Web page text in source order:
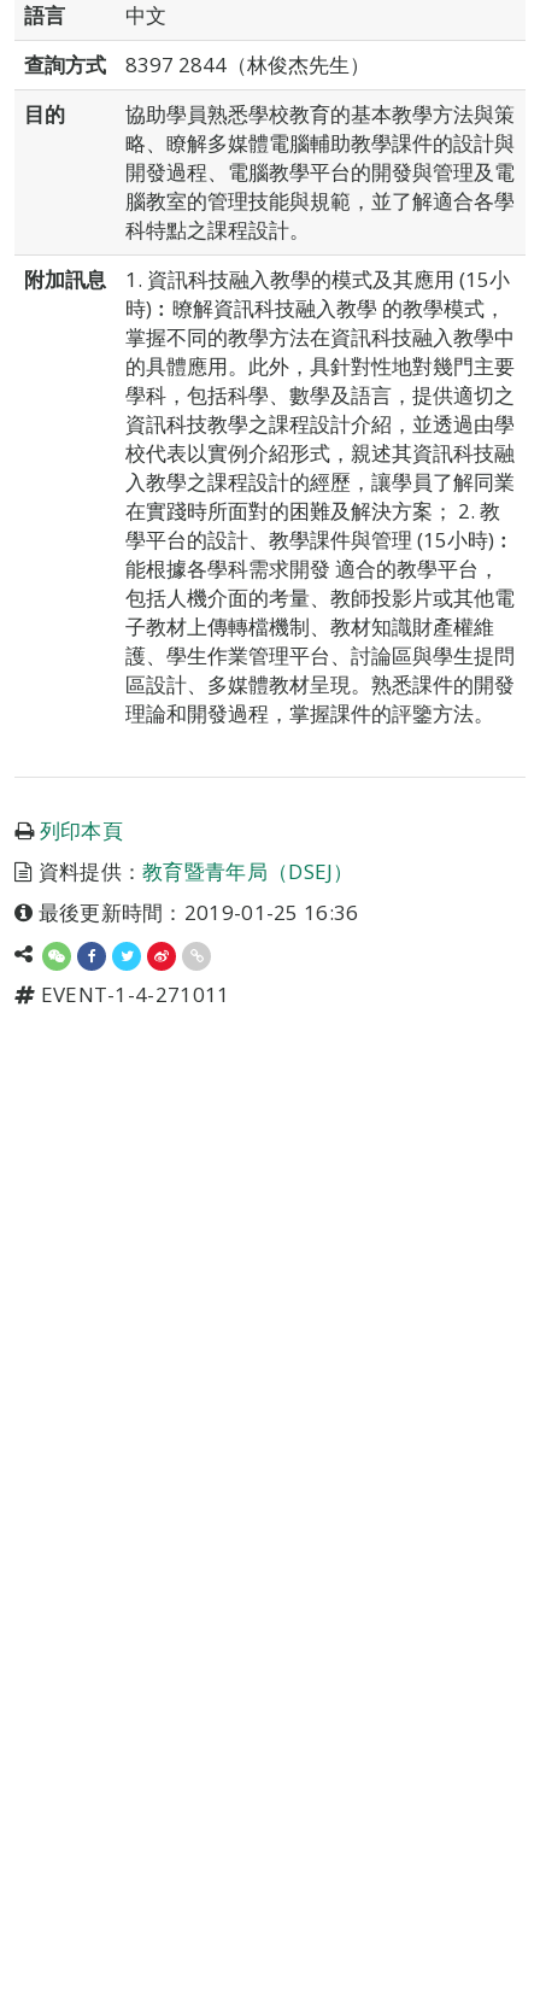
語言
中文
查詢方式
8397 2844（林俊杰先生）
目的
協助學員熟悉學校教育的基本教學方法與策
略、瞭解多媒體電腦輔助教學課件的設計與
開發過程、電腦教學平台的開發與管理及電
腦教室的管理技能與規範，並了解適合各學
科特點之課程設計。
附加訊息
1. 資訊科技融入教學的模式及其應用 (15小
時)︰暸解資訊科技融入教學 的教學模式，
掌握不同的教學方法在資訊科技融入教學中
的具體應用。此外，具針對性地對幾門主要
學科，包括科學、數學及語言，提供適切之
資訊科技教學之課程設計介紹，並透過由學
校代表以實例介紹形式，親述其資訊科技融
入教學之課程設計的經歷，讓學員了解同業
在實踐時所面對的困難及解決方案； 2. 教
學平台的設計、教學課件與管理 (15小時)︰
能根據各學科需求開發 適合的教學平台，
包括人機介面的考量、教師投影片或其他電
子教材上傳轉檔機制、教材知識財產權維
護、學生作業管理平台、討論區與學生提問
區設計、多媒體教材呈現。熟悉課件的開發
理論和開發過程，掌握課件的評鑒方法。
列印本頁
資料提供：教育暨青年局（DSEJ）
最後更新時間：2019-01-25 16:36
EVENT-1-4-271011